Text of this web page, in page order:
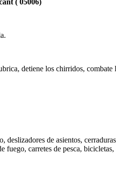
detiene los chirridos,
deslizadores de asientos,
fuego, carretes de pesca, bicicletas,